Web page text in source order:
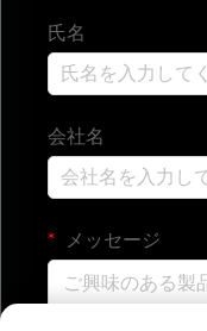
氏名
会社名
メッセージ